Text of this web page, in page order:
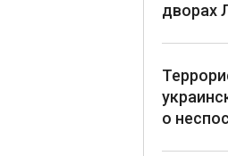
дворах
о